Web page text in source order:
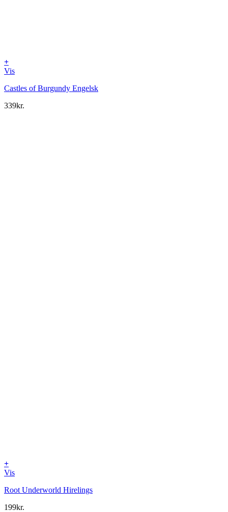
+
Vis
Castles of Burgundy Engelsk
339kr.
+
Vis
Root Underworld Hirelings
199kr.